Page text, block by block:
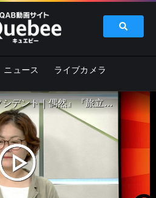
ニュース ライブカメラ
#79 映画『シンプル・アクシデント｜偶然』『旅立ちのラストダンス』『霧のごとく』